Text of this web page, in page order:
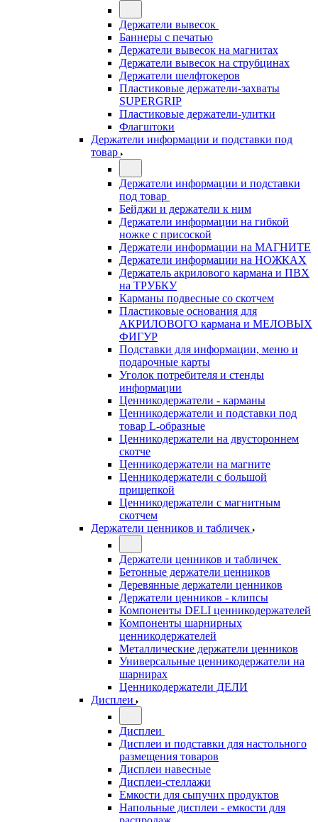
Держатели вывесок
Баннеры с печатью
Держатели вывесок на магнитах
Держатели вывесок на струбцинах
Держатели шелфтокеров
Пластиковые держатели-захваты
SUPERGRIP
Пластиковые держатели-улитки
Флагштоки
Держатели информации и подставки под
товар
Держатели информации и подставки
под товар
Бейджи и держатели к ним
Держатели информации на гибкой
ножке с присоской
Держатели информации на МАГНИТЕ
Держатели информации на НОЖКАХ
Держатель акрилового кармана и ПВХ
на ТРУБКУ
Карманы подвесные со скотчем
Пластиковые основания для
АКРИЛОВОГО кармана и МЕЛОВЫХ
ФИГУР
Подставки для информации, меню и
подарочные карты
Уголок потребителя и стенды
информации
Ценникодержатели - карманы
Ценникодержатели и подставки под
товар L-образные
Ценникодержатели на двустороннем
скотче
Ценникодержатели на магните
Ценникодержатели с большой
прищепкой
Ценникодержатели с магнитным
скотчем
Держатели ценников и табличек
Держатели ценников и табличек
Бетонные держатели ценников
Деревянные держатели ценников
Держатели ценников - клипсы
Компоненты DELI ценникодержателей
Компоненты шарнирных
ценникодержателей
Металлические держатели ценников
Универсальные ценникодержатели на
шарнирах
Ценникодержатели ДЕЛИ
Дисплеи
Дисплеи
Дисплеи и подставки для настольного
размещения товаров
Дисплеи навесные
Дисплеи-стеллажи
Емкости для сыпучих продуктов
Напольные дисплеи - емкости для